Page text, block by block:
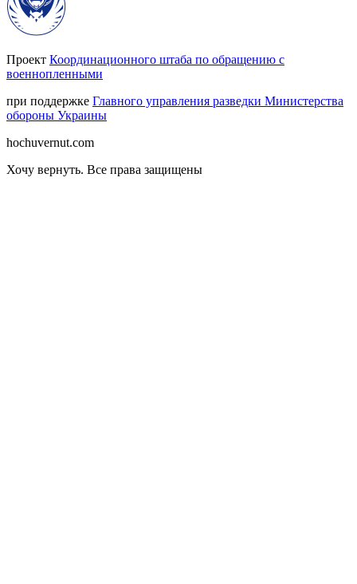
Проект Координационного штаба по обращению с
военнопленными
при поддержке Главного управления разведки Министерства
обороны Украины
hochuvernut.com
Хочу вернуть. Все права защищены